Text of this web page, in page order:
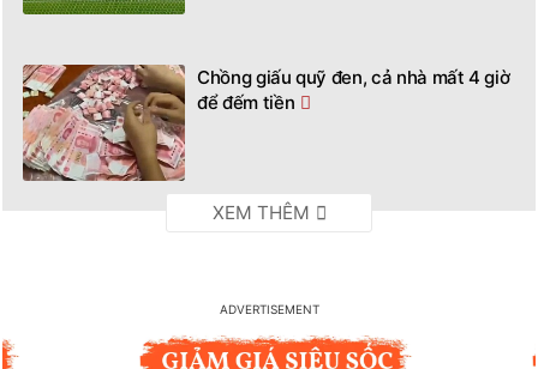
Chồng giấu quỹ đen, cả nhà mất 4 giờ
để đếm tiền